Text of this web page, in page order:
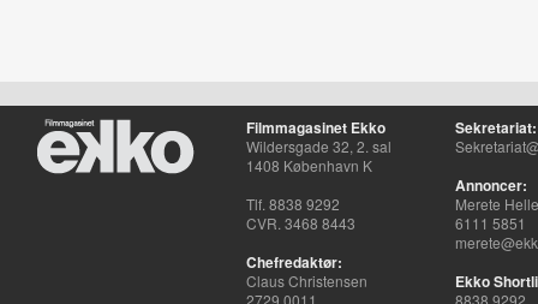
Filmmagasinet Ekko
Wildersgade 32, 2. sal
1408 København K
Tlf. 8838 9292
CVR. 3468 8443
Chefredaktør:
Claus Christensen
2729 0011
Sekretariat:
Annoncer:
Merete
6111 5851
Ekko
8838 9292